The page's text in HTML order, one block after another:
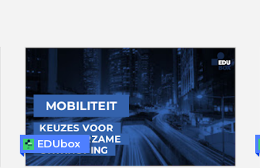
EDUbox